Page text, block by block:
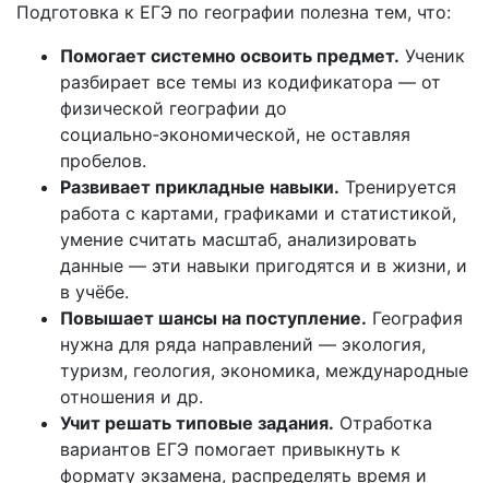
Подготовка к ЕГЭ по географии полезна тем, что:
Помогает системно освоить предмет. Ученик
разбирает все темы из кодификатора — от
физической географии до
социально‑экономической, не оставляя
пробелов.
Развивает прикладные навыки. Тренируется
работа с картами, графиками и статистикой,
умение считать масштаб, анализировать
данные — эти навыки пригодятся и в жизни, и
в учёбе.
Повышает шансы на поступление. География
нужна для ряда направлений — экология,
туризм, геология, экономика, международные
отношения и др.
Учит решать типовые задания. Отработка
вариантов ЕГЭ помогает привыкнуть к
формату экзамена, распределять время и